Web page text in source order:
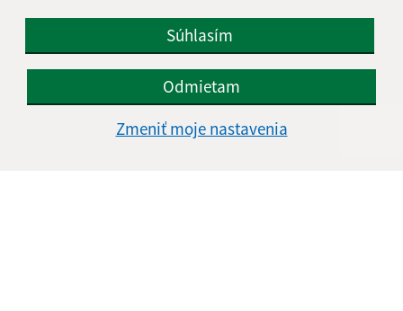
Súhlasím
Odmietam
Zmeniť moje nastavenia